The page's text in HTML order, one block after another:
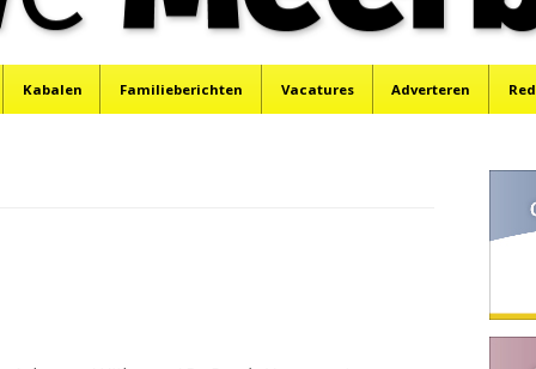
Kabalen Familieberichten Vacatures Adverteren